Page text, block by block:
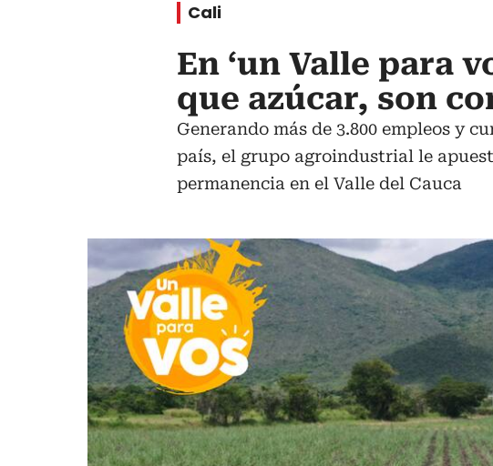
Cali
En ‘un Valle para
que azúcar, son
Generando más de 3.800 empleos y
país, el grupo agroindustrial le
permanencia en el Valle del Cauca